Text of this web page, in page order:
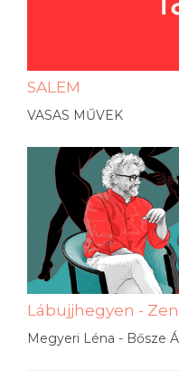
SALEM
VASAS MŰVEK
Lábujjhegyen -
Megyeri Léna - Bősze